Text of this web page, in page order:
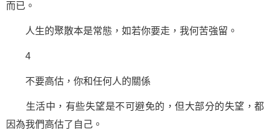
而已。
人生的聚散本是常態，如若你要走，我何苦強留。
4
不要高估，你和任何人的關係
生活中，有些失望是不可避免的，但大部分的失望，都
因為我們高估了自己。